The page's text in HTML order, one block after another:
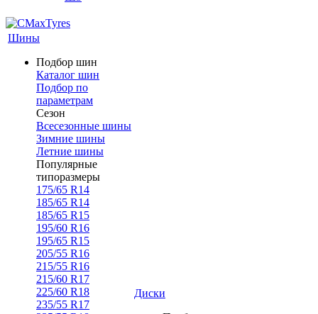
Шины
Подбор шин
Каталог шин
Подбор по
параметрам
Сезон
Всесезонные шины
Зимние шины
Летние шины
Популярные
типоразмеры
175/65 R14
185/65 R14
185/65 R15
195/60 R16
195/65 R15
205/55 R16
215/55 R16
215/60 R17
225/60 R18
235/55 R17
Диски